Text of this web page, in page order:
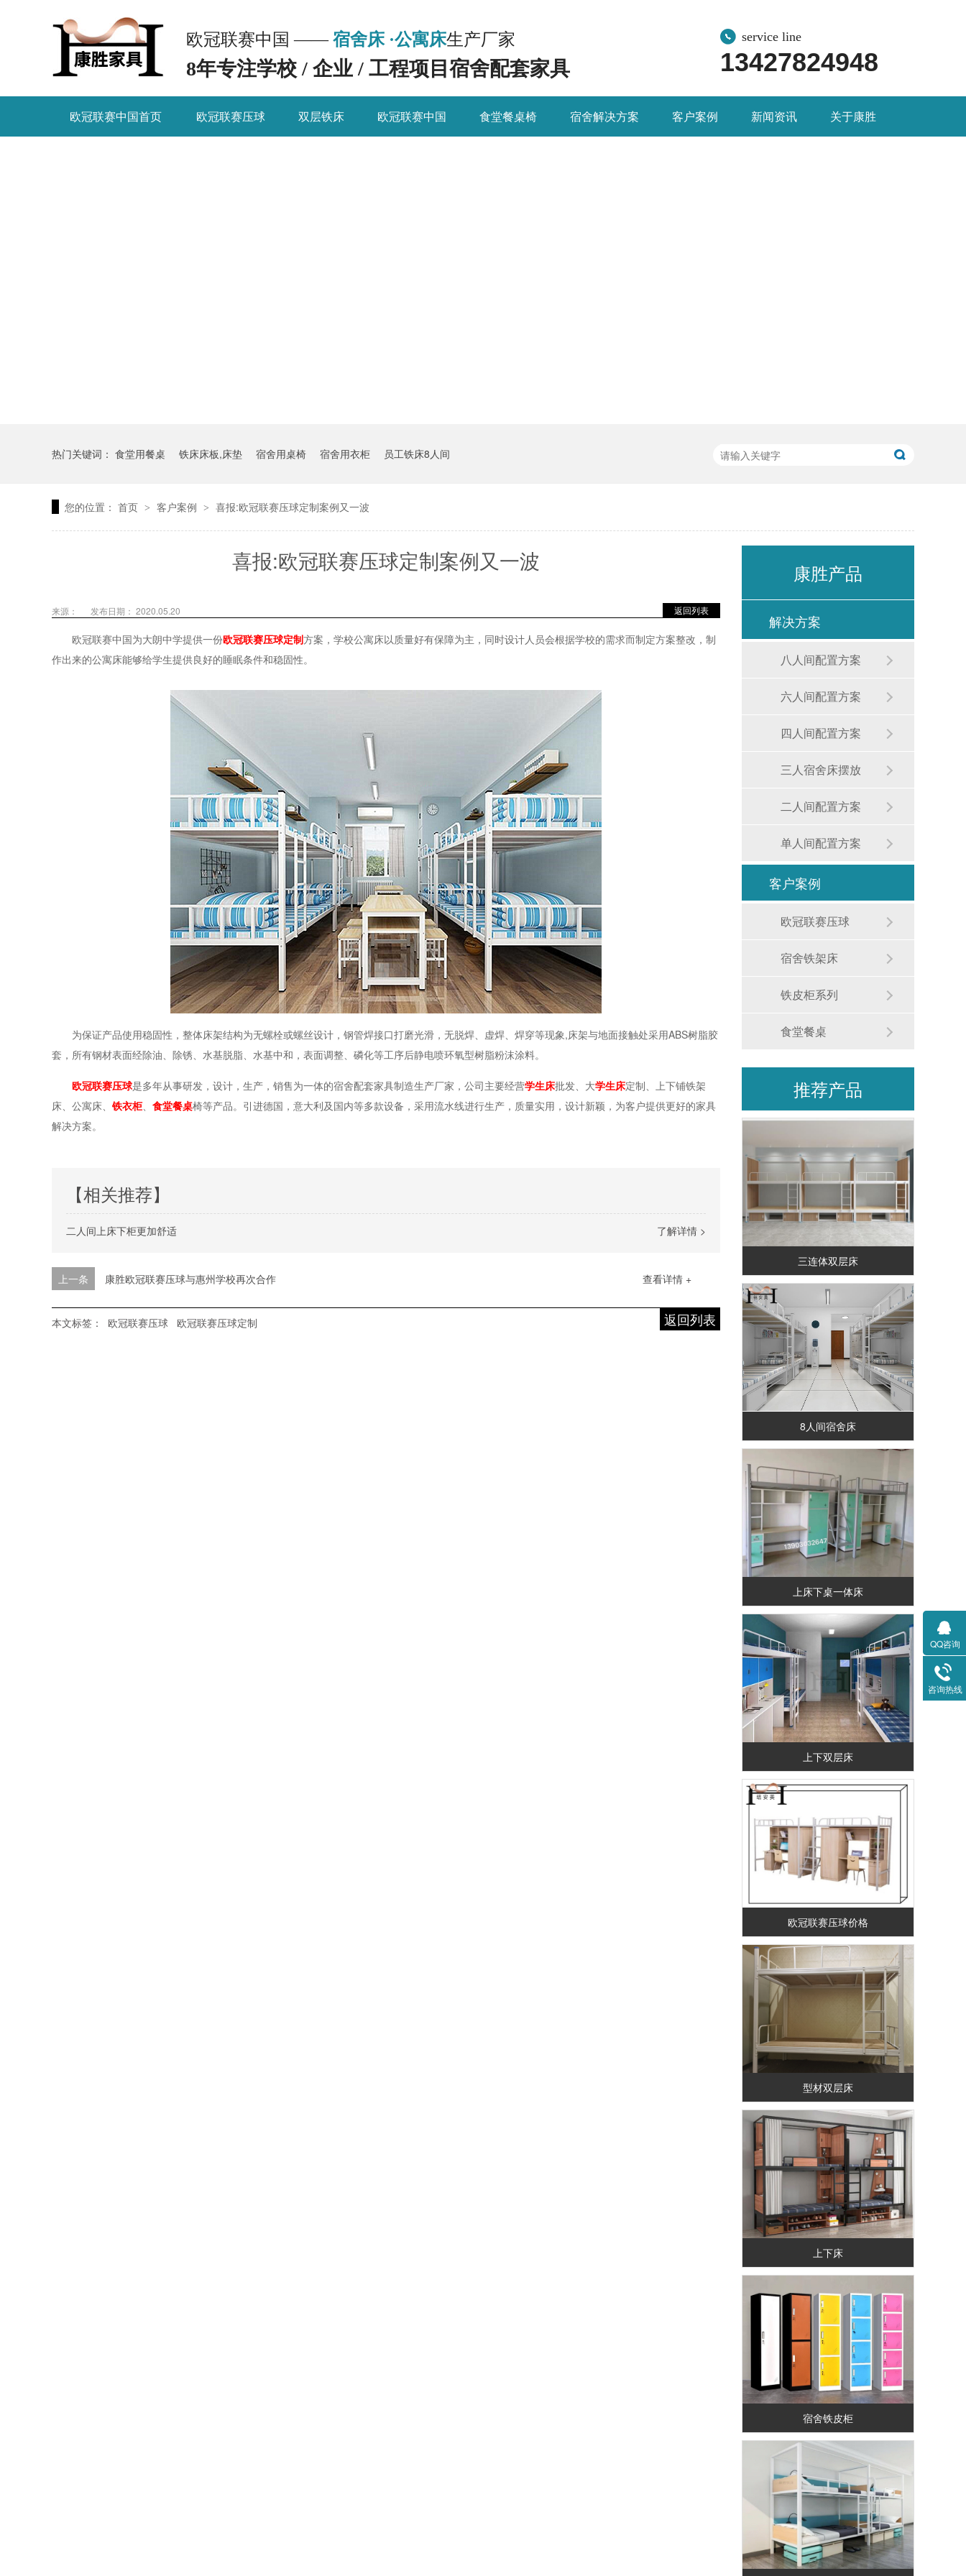
欧冠联赛中国 ——宿舍床 ·公寓床生产厂家
8年专注学校 / 企业 / 工程项目宿舍配套家具
service line
13427824948
欧冠联赛中国首页 欧冠联赛压球 双层铁床 欧冠联赛中国 食堂餐桌椅 宿舍解决方案 客户案例 新闻资讯 关于康胜
热门关键词： 食堂用餐桌 铁床床板,床垫 宿舍用桌椅 宿舍用衣柜 员工铁床8人间
您的位置： 首页 > 客户案例 > 喜报:欧冠联赛压球定制案例又一波
喜报:欧冠联赛压球定制案例又一波
返回列表
来源： 发布日期： 2020.05.20
欧冠联赛中国为大朗中学提供一份欧冠联赛压球定制方案，学校公寓床以质量好有保障为主，同时设计人员会根据学校的需求而制定方案整改，制
作出来的公寓床能够给学生提供良好的睡眠条件和稳固性。
为保证产品使用稳固性，整体床架结构为无螺栓或螺丝设计，钢管焊接口打磨光滑，无脱焊、虚焊、焊穿等现象,床架与地面接触处采用ABS树脂胶
套，所有钢材表面经除油、除锈、水基脱脂、水基中和，表面调整、磷化等工序后静电喷环氧型树脂粉沫涂料。
欧冠联赛压球是多年从事研发，设计，生产，销售为一体的宿舍配套家具制造生产厂家，公司主要经营学生床批发、大学生床定制、上下铺铁架
床、公寓床、 铁衣柜、 食堂餐桌椅等产品。引进德国，意大利及国内等多款设备，采用流水线进行生产，质量实用，设计新颖，为客户提供更好的家具
解决方案。
【相关推荐】
了解详情 >
二人间上床下柜更加舒适
查看详情 +
上一条 康胜欧冠联赛压球与惠州学校再次合作
返回列表
本文标签： 欧冠联赛压球 欧冠联赛压球定制
康胜产品
解决方案
八人间配置方案
六人间配置方案
四人间配置方案
三人宿舍床摆放
二人间配置方案
单人间配置方案
客户案例
欧冠联赛压球
宿舍铁架床
铁皮柜系列
食堂餐桌
推荐产品
三连体双层床
8人间宿舍床
上床下桌一体床
上下双层床
欧冠联赛压球价格
型材双层床
上下床
宿舍铁皮柜
QQ咨询
咨询热线